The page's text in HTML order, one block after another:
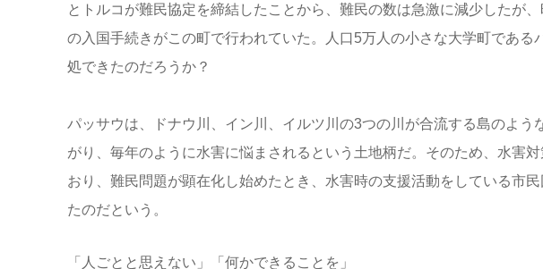
とトルコが難民協定を締結したことから、難民の数は急激に減少したが
の入国手続きがこの町で行われていた。人口5万人の小さな大学町であ
処できたのだろうか？
パッサウは、ドナウ川、イン川、イルツ川の3つの川が合流する島のよう
がり、毎年のように水害に悩まされるという土地柄だ。そのため、水害
おり、難民問題が顕在化し始めたとき、水害時の支援活動をしている市
たのだという。
「人ごとと思えない」「何かできることを」